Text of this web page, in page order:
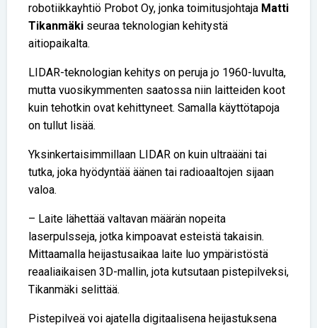
robotiikkayhtiö Probot Oy, jonka toimitusjohtaja Matti
Tikanmäki seuraa teknologian kehitystä
aitiopaikalta.
LIDAR-teknologian kehitys on peruja jo 1960-luvulta,
mutta vuosikymmenten saatossa niin laitteiden koot
kuin tehotkin ovat kehittyneet. Samalla käyttötapoja
on tullut lisää.
Yksinkertaisimmillaan LIDAR on kuin ultraääni tai
tutka, joka hyödyntää äänen tai radioaaltojen sijaan
valoa.
– Laite lähettää valtavan määrän nopeita
laserpulsseja, jotka kimpoavat esteistä takaisin.
Mittaamalla heijastusaikaa laite luo ympäristöstä
reaaliaikaisen 3D-mallin, jota kutsutaan pistepilveksi,
Tikanmäki selittää.
Pistepilveä voi ajatella digitaalisena heijastuksena